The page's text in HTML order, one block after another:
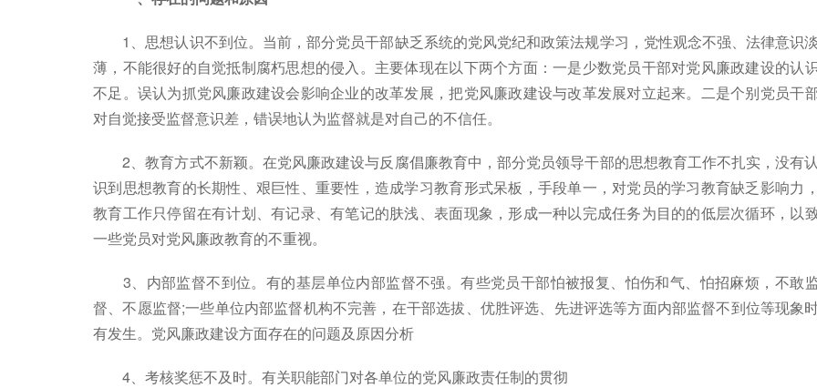
1、思想认识不到位。当前，部分党员干部缺乏系统的党风党纪和政策法规学习，党性观念不强、法律意识淡
薄，不能很好的自觉抵制腐朽思想的侵入。主要体现在以下两个方面：一是少数党员干部对党风廉政建设的认
不足。误认为抓党风廉政建设会影响企业的改革发展，把党风廉政建设与改革发展对立起来。二是个别党员干
对自觉接受监督意识差，错误地认为监督就是对自己的不信任。
2、教育方式不新颖。在党风廉政建设与反腐倡廉教育中，部分党员领导干部的思想教育工作不扎实，没有认
识到思想教育的长期性、艰巨性、重要性，造成学习教育形式呆板，手段单一，对党员的学习教育缺乏影响力，
教育工作只停留在有计划、有记录、有笔记的肤浅、表面现象，形成一种以完成任务为目的的低层次循环，以
一些党员对党风廉政教育的不重视。
3、内部监督不到位。有的基层单位内部监督不强。有些党员干部怕被报复、怕伤和气、怕招麻烦，不敢
督、不愿监督;一些单位内部监督机构不完善，在干部选拔、优胜评选、先进评选等方面内部监督不到位等现象
有发生。党风廉政建设方面存在的问题及原因分析
4、考核奖惩不及时。有关职能部门对各单位的党风廉政责任制的贯彻